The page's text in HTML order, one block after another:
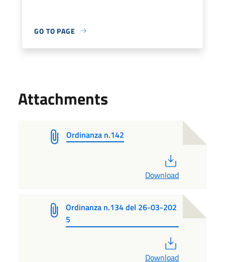
GO TO PAGE
Attachments
Ordinanza n.142
Download
Ordinanza n.134 del 26-03-202
5
Download